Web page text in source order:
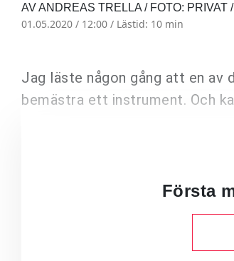
AV ANDREAS TRELLA / FOTO: PRIVAT
01.05.2020 / 12:00 / Lästid: 10 min
Jag läste någon gång att en
bemästra ett instrument. Och
Första